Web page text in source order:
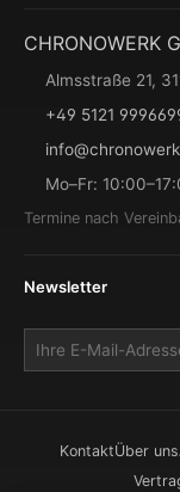
CHRONOWERK
Almsstraße 21,
+49 5121
Mo–Fr:
Termine nach
Newsletter
KontaktÜber uns